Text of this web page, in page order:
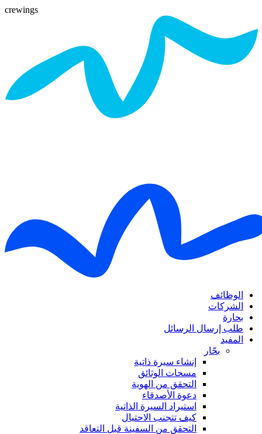
crewings
الوظائف
الشركات
بحارة
طلب إرسال الرسائل
المفيد
بحّار
إنشاء سيرة ذاتية
مسحات الوثائق
التحقق من الهوية
دعوة الأصدقاء
استيراد السيرة الذاتية
كيف تتجنب الاحتيال
التحقق من السفينة قبل التعاقد